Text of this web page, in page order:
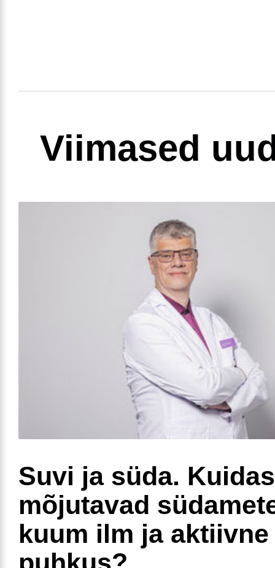
Viimased
Suvi ja süda. Kuidas
mõjutavad
kuum ilm ja aktiivne